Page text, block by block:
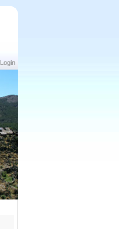
Login